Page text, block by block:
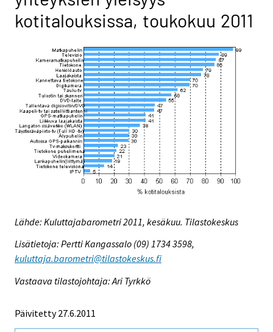
kotitalouksissa, toukokuu 2011
Lähde: Kuluttajabarometri 2011, kesäkuu. Tilastokeskus
Lisätietoja: Pertti Kangassalo (09) 1734 3598,
kuluttaja.barometri@tilastokeskus.fi
Vastaava tilastojohtaja: Ari Tyrkkö
Päivitetty 27.6.2011